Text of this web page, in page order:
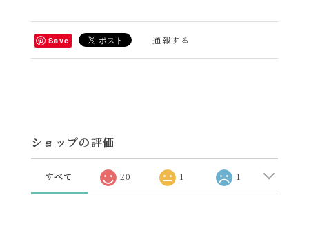
Save 通報する
ショップの評価
すべて 20 1 1